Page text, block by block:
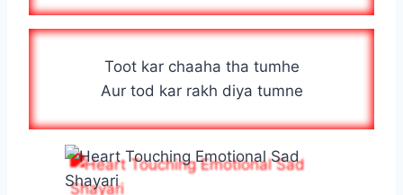
Toot kar chaaha tha tumhe
Aur tod kar rakh diya tumne